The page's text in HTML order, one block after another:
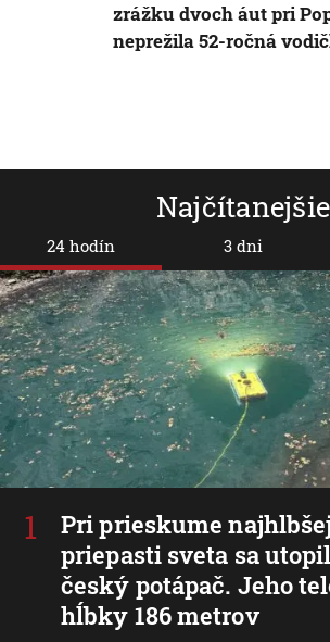
Najčítanejšie
24 hodín
Pri prieskume
priepasti sveta sa
český potápač. Jeho
hĺbky 186 metrov
3 dni
zrážku dvoch áut pri
neprežila 52-ročná